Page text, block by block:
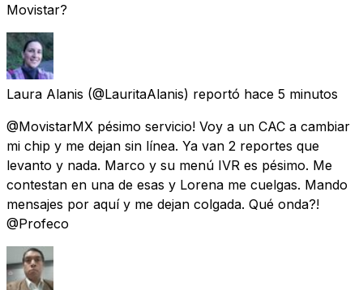
Movistar?
Laura Alanis (@LauritaAlanis) reportó hace 5 minutos
@MovistarMX pésimo servicio! Voy a un CAC a cambiar
mi chip y me dejan sin línea. Ya van 2 reportes que
levanto y nada. Marco y su menú IVR es pésimo. Me
contestan en una de esas y Lorena me cuelgas. Mando
mensajes por aquí y me dejan colgada. Qué onda?!
@Profeco